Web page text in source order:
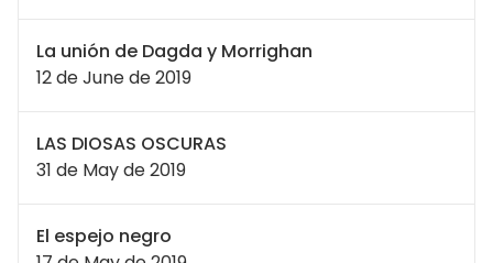
La unión de Dagda y Morrighan
12 de June de 2019
LAS DIOSAS OSCURAS
31 de May de 2019
El espejo negro